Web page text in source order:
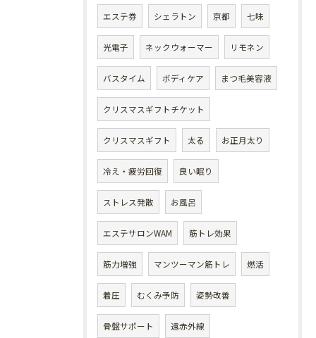
エステ券 シェラトン 京都 七味
光電子 ネックウォーマー リモネン
バスタイム ボディケア まつ毛美容液
クリスマスギフトチケット
クリスマスギフト 太る お正月太り
冷え・疲労回復 良い眠り
ストレス発散 お風呂
エステサロンWAM 筋トレ効果
筋力増強 マンツーマン筋トレ 燃活
着圧 むくみ予防 姿勢改善
骨盤サポート 遠赤外線